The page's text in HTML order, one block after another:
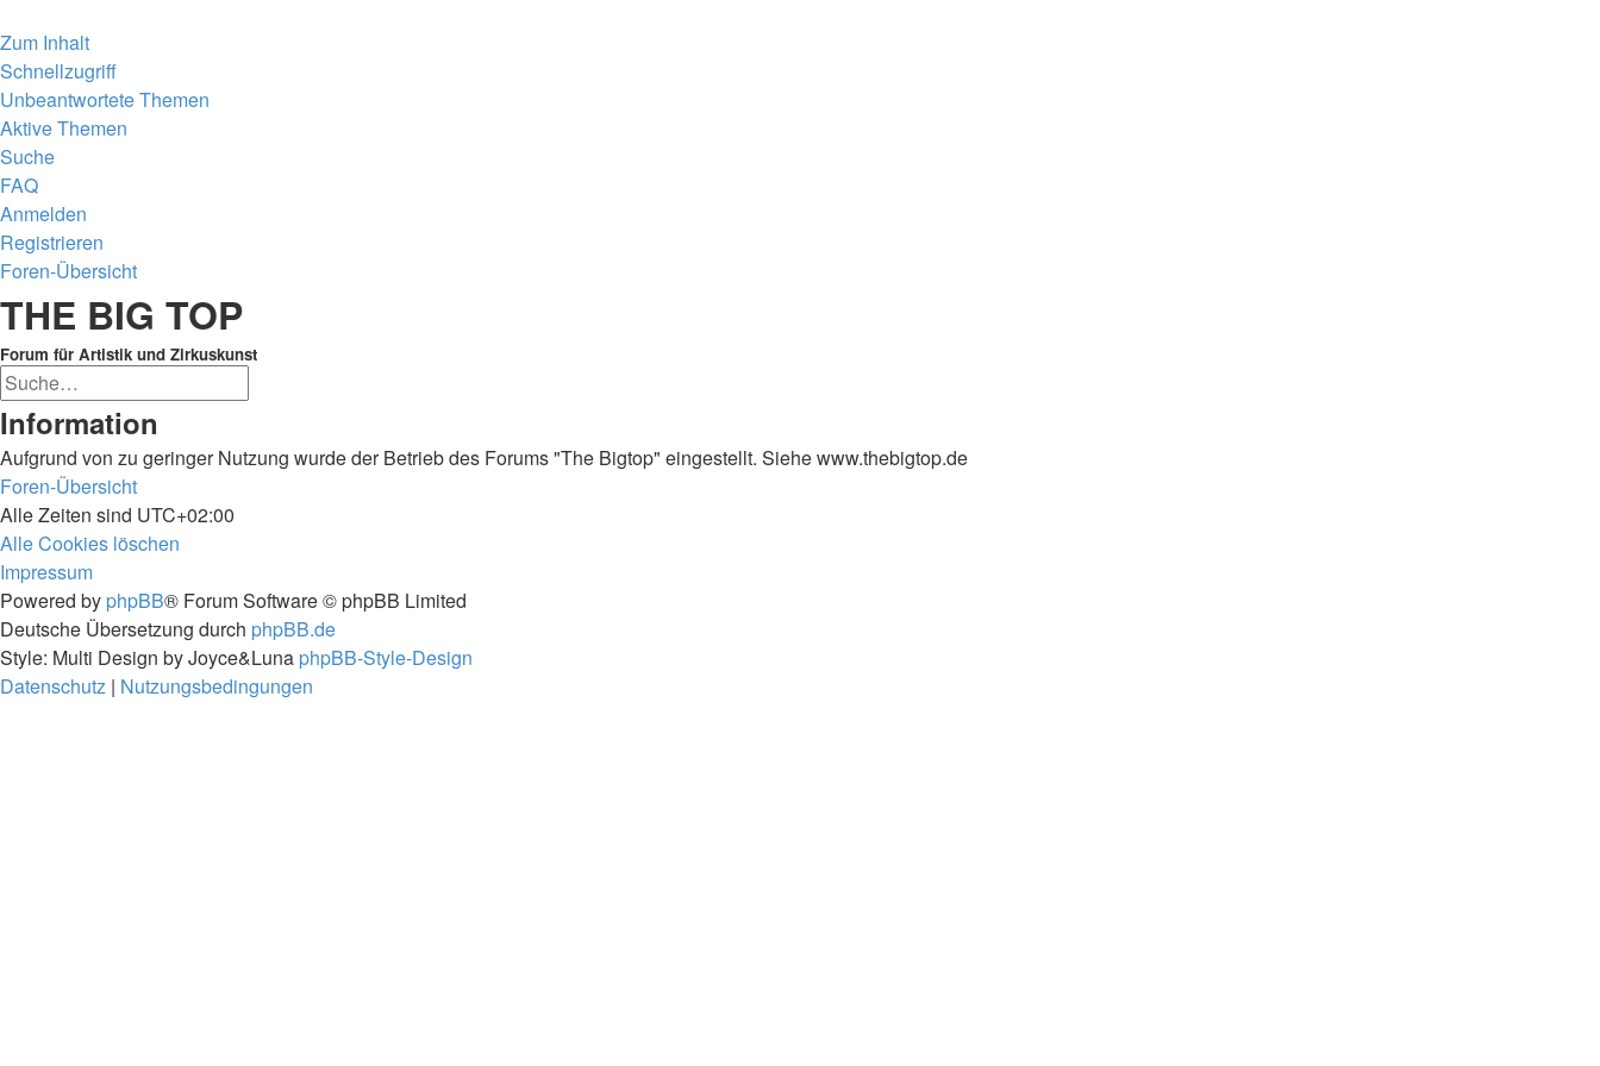
Zum Inhalt
Schnellzugriff
Unbeantwortete Themen
Aktive Themen
Suche
FAQ
Anmelden
Registrieren
Foren-Übersicht
Suche
THE BIG TOP
Forum für Artistik und Zirkuskunst
Information
Aufgrund von zu geringer Nutzung wurde der Betrieb des Forums "The Bigtop" eingestellt. Siehe www.thebigtop.de
Foren-Übersicht
Alle Zeiten sind UTC+02:00
Alle Cookies löschen
Impressum
Powered by phpBB® Forum Software © phpBB Limited
Deutsche Übersetzung durch phpBB.de
Style: Multi Design by Joyce&Luna phpBB-Style-Design
Datenschutz | Nutzungsbedingungen